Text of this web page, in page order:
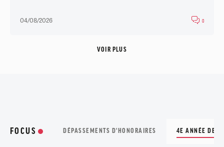
04/08/2026 0
VOIR PLUS
FOCUS DÉPASSEMENTS D'HONORAIRES 4E ANNÉE DE